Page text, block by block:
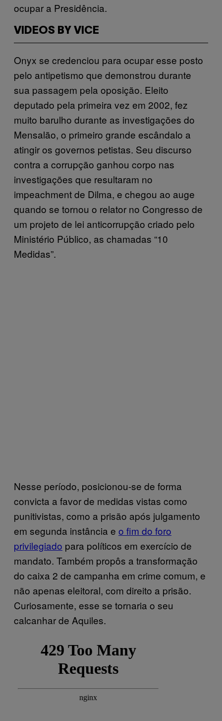
ocupar a Presidência.
VIDEOS BY VICE
Onyx se credenciou para ocupar esse posto
pelo antipetismo que demonstrou durante
sua passagem pela oposição. Eleito
deputado pela primeira vez em 2002, fez
muito barulho durante as investigações do
Mensalão, o primeiro grande escândalo a
atingir os governos petistas. Seu discurso
contra a corrupção ganhou corpo nas
investigações que resultaram no
impeachment de Dilma, e chegou ao auge
quando se tornou o relator no Congresso de
um projeto de lei anticorrupção criado pelo
Ministério Público, as chamadas “10
Medidas”.
Nesse período, posicionou-se de forma
convicta a favor de medidas vistas como
punitivistas, como a prisão após julgamento
em segunda instância e o fim do foro
privilegiado para políticos em exercício de
mandato. Também propôs a transformação
do caixa 2 de campanha em crime comum, e
não apenas eleitoral, com direito a prisão.
Curiosamente, esse se tornaria o seu
calcanhar de Aquiles.